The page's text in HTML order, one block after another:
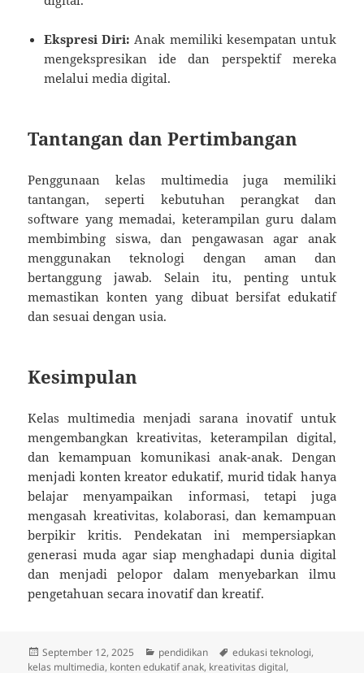
Ekspresi Diri: Anak memiliki kesempatan untuk
mengekspresikan ide dan perspektif mereka
melalui media digital.
Tantangan dan Pertimbangan
Penggunaan kelas multimedia juga memiliki
tantangan, seperti kebutuhan perangkat dan
software yang memadai, keterampilan guru dalam
membimbing siswa, dan pengawasan agar anak
menggunakan teknologi dengan aman dan
bertanggung jawab. Selain itu, penting untuk
memastikan konten yang dibuat bersifat edukatif
dan sesuai dengan usia.
Kesimpulan
Kelas multimedia menjadi sarana inovatif untuk
mengembangkan kreativitas, keterampilan digital,
dan kemampuan komunikasi anak-anak. Dengan
menjadi konten kreator edukatif, murid tidak hanya
belajar menyampaikan informasi, tetapi juga
mengasah kreativitas, kolaborasi, dan kemampuan
berpikir kritis. Pendekatan ini mempersiapkan
generasi muda agar siap menghadapi dunia digital
dan menjadi pelopor dalam menyebarkan ilmu
pengetahuan secara inovatif dan kreatif.
Posted
on
September 12, 2025 Categories
pendidikan Tags
edukasi teknologi,
kelas multimedia, konten edukatif anak, kreativitas digital,